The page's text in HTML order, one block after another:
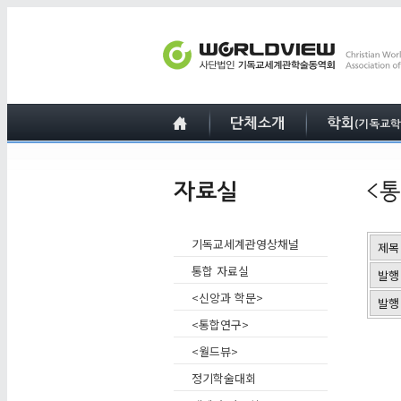
기독교세계관영상채널
통합 자료실
<신앙과 학문>
<통합연구>
<월드뷰>
정기학술대회
제목
발
발